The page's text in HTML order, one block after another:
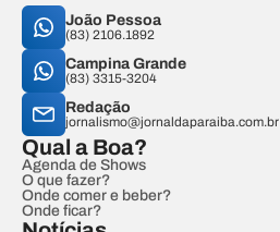
João Pessoa
(83) 2106.1892
Campina Grande
(83) 3315-3204
Redação
jornalismo@jornaldaparaiba.com.br
Qual a Boa?
Agenda de Shows
O que fazer?
Onde comer e beber?
Onde ficar?